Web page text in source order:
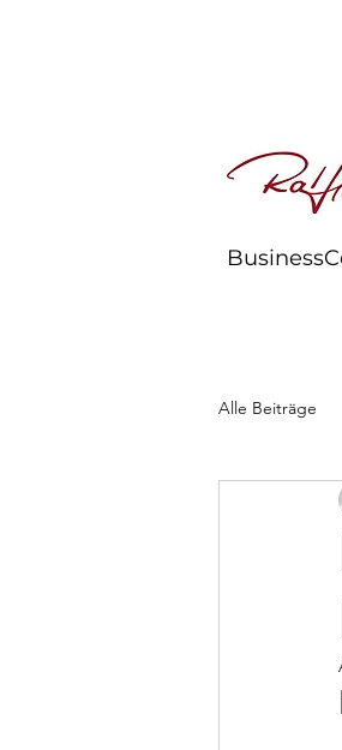
Alle Beiträge